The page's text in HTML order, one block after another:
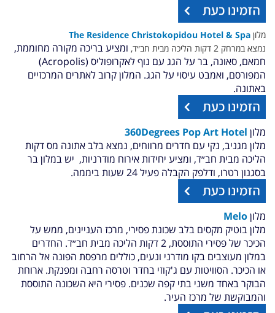
מלון
נמצא במרחק 2 דקות הליכה מבית חב״ד,
ומציע בריכה מקורה מחוממת,
חמאם, סאונה, בר על הגג עם נוף לאקרופוליס (Acropolis)
המפורסם, ואמבט עיסוי על הגג. המלון קרוב לאתרים המרכזיים
באתונה.
מלון
מלון מגניב, נקי עם חדרים מרווחים, נמצא בלב אתונה מס דקות
הליכה מבית חב״ד, ומציע יחידות אירוח מודרניות, יש במלון בר
בסגנון רטרו, ודלפק הקבלה פעיל 24 שעות ביממה.
מלוןMelo
מלון בוטיק מקסים בלב שכונת פסירי, מרכז העניינים, ממש על
הכיכר של פסירי התוססת, 2 דקות הליכה מבית חב״ד. החדרים
במלון מעוצבים בקו מודרני ונעים, כוללים מרפסת הפונה אל הרחוב
או הכיכר. הסוויטות עם ג'קוזי בחדר וטרסה רחבה ומפנקת. ארוחת
הבוקר באחד משני בתי קפה שכנים. פסירי היא השכונה התוססת
והמבוקשת של מרכז העיר.